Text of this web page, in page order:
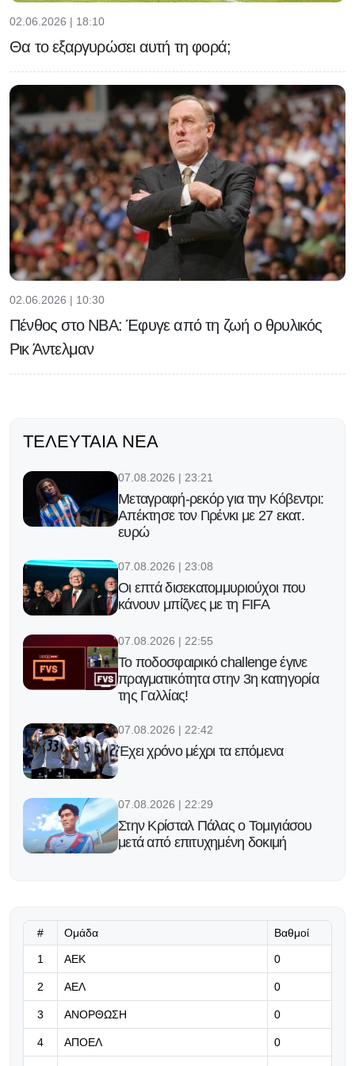
02.06.2026 | 18:10
Θα το εξαργυρώσει αυτή τη φορά;
02.06.2026 | 10:30
Πένθος στο NBA: Έφυγε από τη ζωή ο θρυλικός
Ρικ Άντελμαν
ΤΕΛΕΥΤΑΊΑ ΝΈΑ
07.08.2026 | 23:21
Μεταγραφή-ρεκόρ για την Κόβεντρι:
Απέκτησε τον Γιρένκι με 27 εκατ.
ευρώ
07.08.2026 | 23:08
Οι επτά δισεκατομμυριούχοι που
κάνουν μπίζνες με τη FIFA
07.08.2026 | 22:55
Το ποδοσφαιρικό challenge έγινε
πραγματικότητα στην 3η κατηγορία
της Γαλλίας!
07.08.2026 | 22:42
Έχει χρόνο μέχρι τα επόμενα
07.08.2026 | 22:29
Στην Κρίσταλ Πάλας ο Τομιγιάσου
μετά από επιτυχημένη δοκιμή
Η Γαλατασαράι πάει για το
μεταγραφικό «μπαμ» με Μαρτινέλι
07.08.2026 | 21:50
«Η Ντόρτμουντ ψάχνει τον διάδοχο
# Ομάδα Βαθμοί
1 ΑΕΚ 0
2 ΑΕΛ 0
3 ΑΝΟΡΘΩΣΗ 0
4 ΑΠΟΕΛ 0